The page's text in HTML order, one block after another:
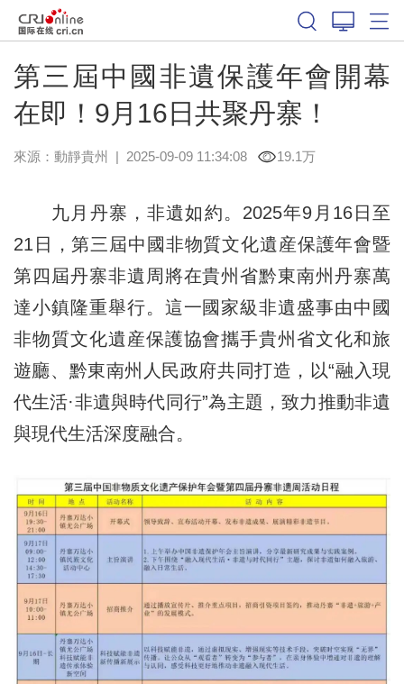
第三屆中國非遺保護年會開幕
在即！9月16日共聚丹寨！
來源： 動靜貴州 | 2025-09-09 11:34:08 19.1万
九月丹寨，非遺如約。2025年9月16日至
21日，第三屆中國非物質文化遺産保護年會暨
第四屆丹寨非遺周將在貴州省黔東南州丹寨萬
達小鎮隆重舉行。這一國家級非遺盛事由中國
非物質文化遺産保護協會攜手貴州省文化和旅
遊廳、黔東南州人民政府共同打造，以“融入現
代生活·非遺與時代同行”為主題，致力推動非遺
與現代生活深度融合。